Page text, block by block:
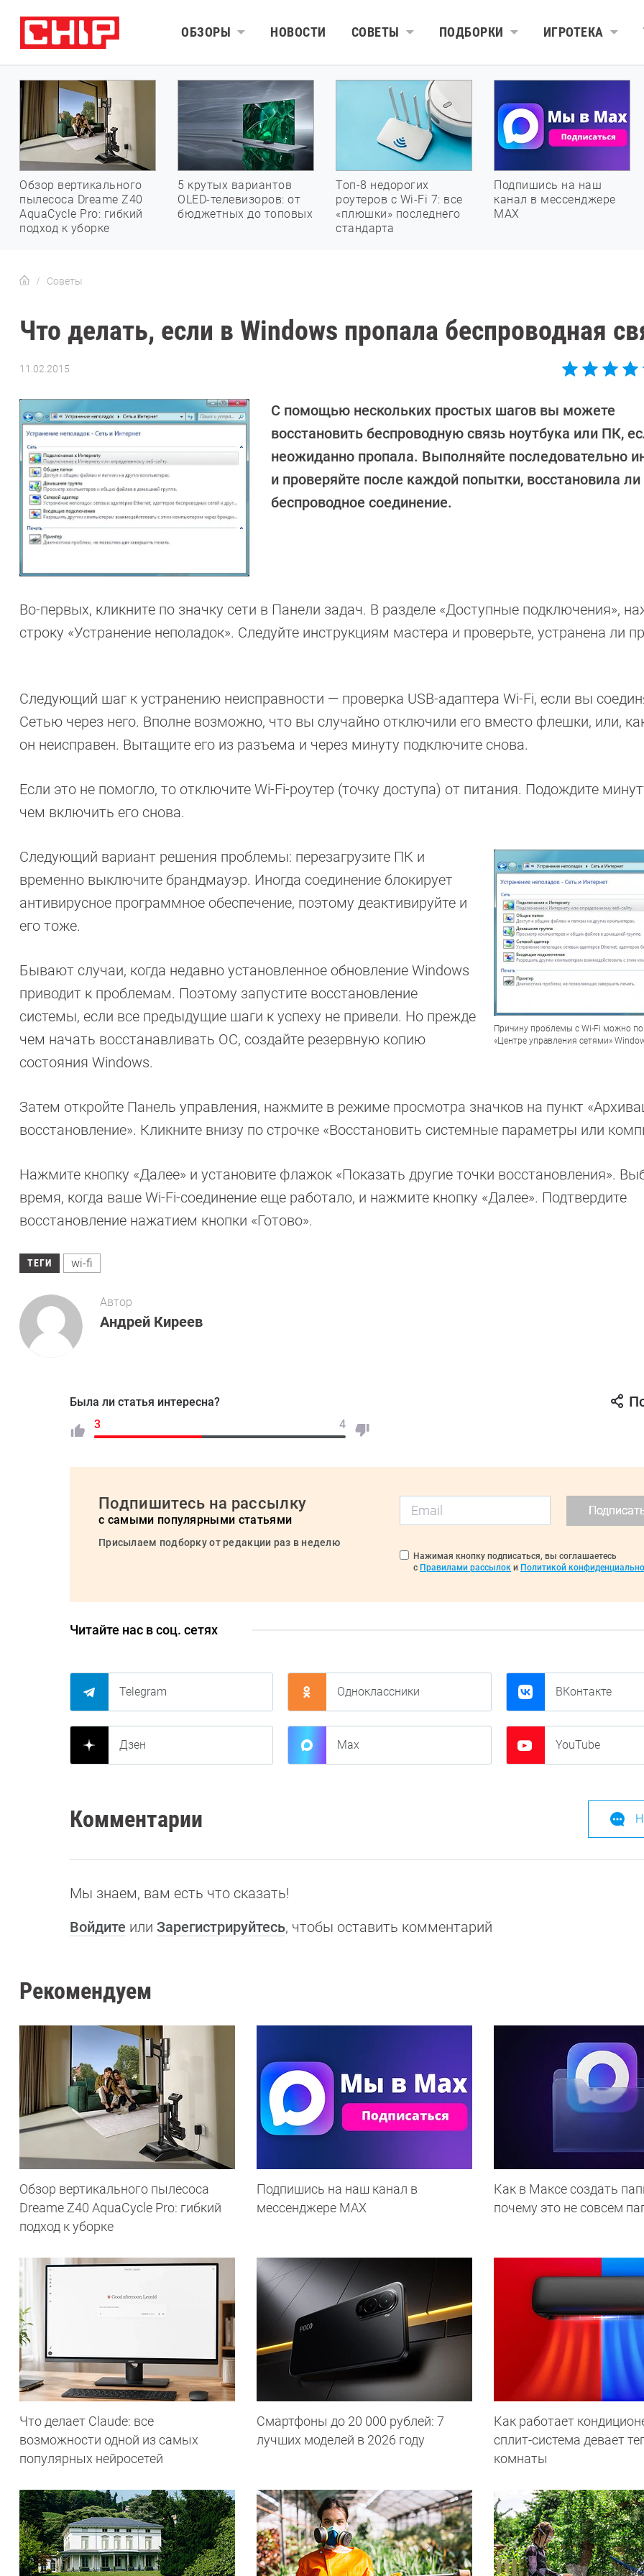
ОБЗОРЫ НОВОСТИ СОВЕТЫ ПОДБОРКИ ИГРОТЕКА
Обзор вертикального
пылесоса Dreame Z40
AquaCycle Pro: гибкий
подход к уборке
5 крутых вариантов
OLED-телевизоров: от
бюджетных до топовых
Топ-8 недорогих
роутеров с Wi-Fi 7: все
«плюшки» последнего
стандарта
Подпишись на наш
канал в мессенджере
МАХ
Советы
Что делать, если в Windows пропала беспроводная
11.02.2015
Киреев
С помощью нескольких простых шагов вы можете
восстановить беспроводную связь ноутбука или ПК,
неожиданно пропала. Выполняйте последовательно
и проверяйте после каждой попытки, восстановила
беспроводное соединение.
Во-первых, кликните по значку сети в Панели задач. В разделе «Доступные подключения»,
строку «Устранение неполадок». Следуйте инструкциям мастера и проверьте, устранена ли
Следующий шаг к устранению неисправности — проверка USB-адаптера Wi-Fi, если вы
Сетью через него. Вполне возможно, что вы случайно отключили его вместо флешки, или,
он неисправен. Вытащите его из разъема и через минуту подключите снова.
Если это не помогло, то отключите Wi-Fi-роутер (точку доступа) от питания. Подождите
чем включить его снова.
Причину проблемы с Wi-Fi можно
«Центре управления сетями»
Следующий вариант решения проблемы: перезагрузите ПК и
временно выключите брандмауэр. Иногда соединение блокирует
антивирусное программное обеспечение, поэтому деактивируйте и
его тоже.
Бывают случаи, когда недавно установленное обновление Windows
приводит к проблемам. Поэтому запустите восстановление
системы, если все предыдущие шаги к успеху не привели. Но прежде
чем начать восстанавливать ОС, создайте резервную копию
состояния Windows.
Затем откройте Панель управления, нажмите в режиме просмотра значков на пункт
восстановление». Кликните внизу по строчке «Восстановить системные параметры или
Нажмите кнопку «Далее» и установите флажок «Показать другие точки восстановления».
время, когда ваше Wi-Fi-соединение еще работало, и нажмите кнопку «Далее». Подтвердите
восстановление нажатием кнопки «Готово».
ТЕГИ wi-fi
Автор
Андрей Киреев
Была ли статья интересна?
3
4
Подпишитесь на рассылку
с самыми популярными статьями
Присылаем подборку от редакции раз в неделю
Нажимая кнопку подписаться, вы соглашаетесь
с Правилами рассылок и Политикой
Читайте нас в соц. сетях
Telegram Одноклассники ВКонтакте
Дзен Max YouTube
Комментарии
Мы знаем, вам есть что сказать!
Войдите или Зарегистрируйтесь, чтобы оставить комментарий
Рекомендуем
Обзор вертикального пылесоса
Dreame Z40 AquaCycle Pro: гибкий
подход к уборке
Подпишись на наш канал в
мессенджере МАХ
Как в Максе создать
почему это не совсем
Что делает Сlaude: все
возможности одной из самых
популярных нейросетей
Смартфоны до 20 000 рублей: 7
лучших моделей в 2026 году
Как работает
сплит-система девает
комнаты